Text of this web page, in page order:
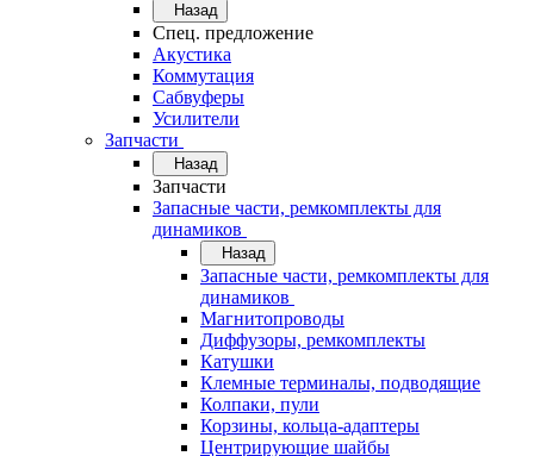
Назад
Спец. предложение
Акустика
Коммутация
Сабвуферы
Усилители
Запчасти
Назад
Запчасти
Запасные части, ремкомплекты для
динамиков
Назад
Запасные части, ремкомплекты для
динамиков
Магнитопроводы
Диффузоры, ремкомплекты
Катушки
Клемные терминалы, подводящие
Колпаки, пули
Корзины, кольца-адаптеры
Центрирующие шайбы